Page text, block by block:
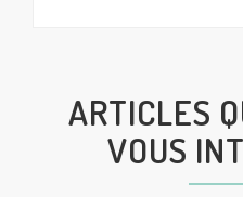
ARTICLES
VOUS